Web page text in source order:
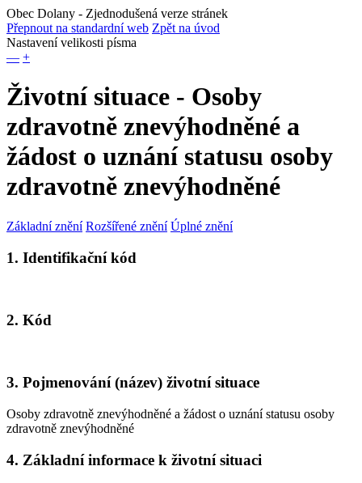
Obec Dolany - Zjednodušená verze stránek
Přepnout na standardní web Zpět na úvod
Nastavení velikosti písma
— +
Životní situace - Osoby
zdravotně znevýhodněné a
žádost o uznání statusu osoby
zdravotně znevýhodněné
Základní znění Rozšířené znění Úplné znění
1. Identifikační kód
2. Kód
3. Pojmenování (název) životní situace
Osoby zdravotně znevýhodněné a žádost o uznání statusu osoby
zdravotně znevýhodněné
4. Základní informace k životní situaci